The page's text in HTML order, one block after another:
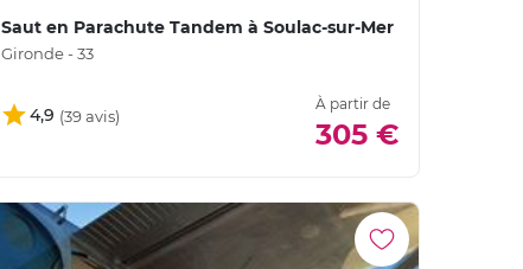
Saut en Parachute Tandem à Soulac-sur-Mer
Gironde - 33
4,9
À partir de
305 €